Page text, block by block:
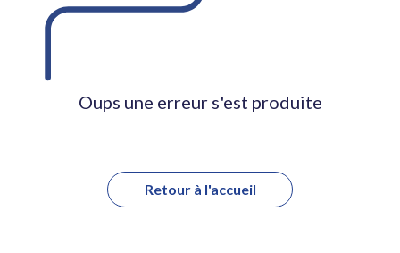
Oups une erreur s'est produite
Retour à l'accueil